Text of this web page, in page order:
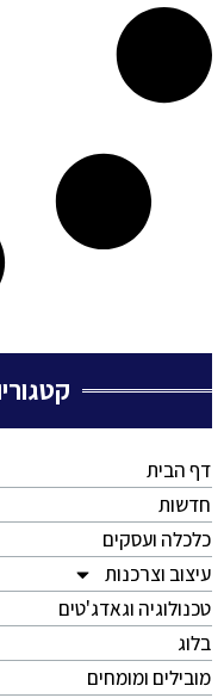
דף הבית
חדשות
כלכלה ועסקים
עיצוב וצרכנות
טכנולוגיה וגאדג'טים
בלוג
מובילים ומומחים